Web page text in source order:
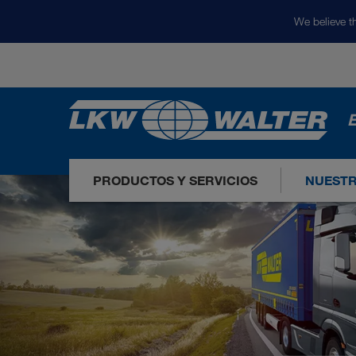
We believe
PRODUCTOS Y SERVICIOS